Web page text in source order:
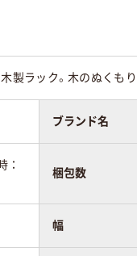
ラック。木のぬくも
ブランド名
：
梱包数
幅